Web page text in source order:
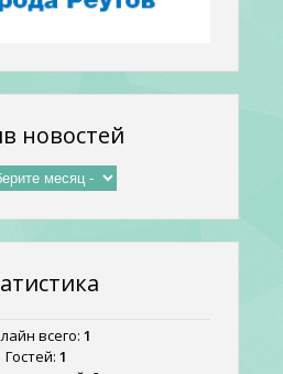
новостей
всего: 1
Гостей: 1